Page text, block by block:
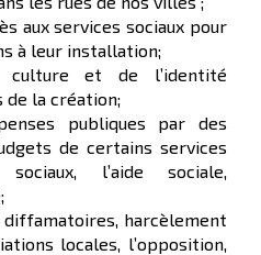
aux services sociaux pour
à leur installation;
et de l’identité
de la création;
publiques par des
de certains services
l’aide sociale,
harcèlement
locales, l’opposition,